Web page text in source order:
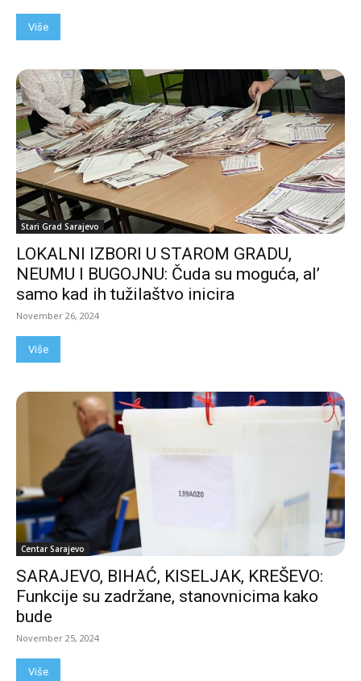
Više
Stari Grad Sarajevo
LOKALNI IZBORI U STAROM GRADU,
NEUMU I BUGOJNU: Čuda su moguća, al’
samo kad ih tužilaštvo inicira
November 26, 2024
Više
Centar Sarajevo
SARAJEVO, BIHAĆ, KISELJAK, KREŠEVO:
Funkcije su zadržane, stanovnicima kako
bude
November 25, 2024
Više